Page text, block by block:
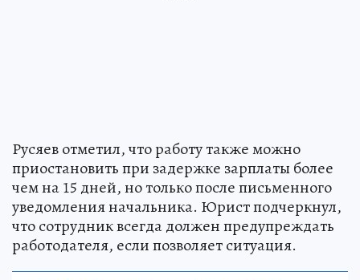
Русяев отметил, что работу также можно
приостановить при задержке зарплаты более
чем на 15 дней, но только после письменного
уведомления начальника. Юрист подчеркнул,
что сотрудник всегда должен предупреждать
работодателя, если позволяет ситуация.